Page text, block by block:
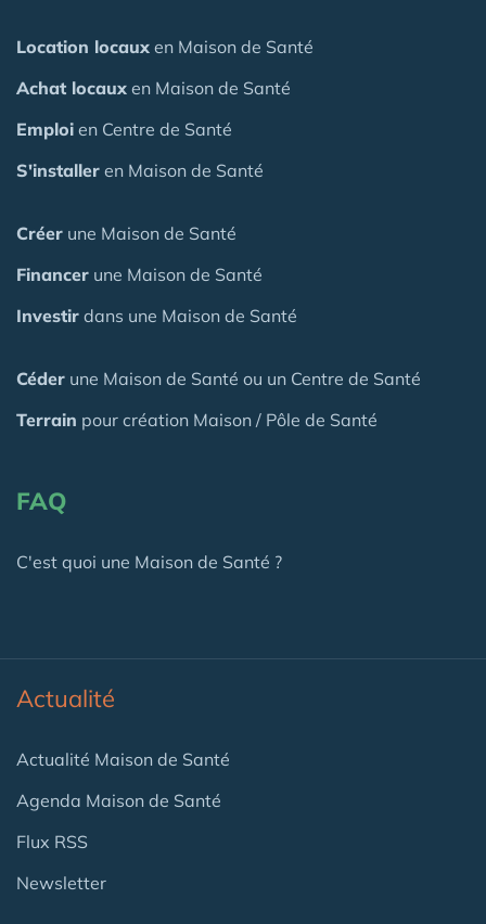
Location locaux en Maison de Santé
Achat locaux en Maison de Santé
Emploi en Centre de Santé
S'installer en Maison de Santé
Créer une Maison de Santé
Financer une Maison de Santé
Investir dans une Maison de Santé
Céder une Maison de Santé ou un Centre de Santé
Terrain pour création Maison / Pôle de Santé
FAQ
C'est quoi une Maison de Santé ?
Actualité
Actualité Maison de Santé
Agenda Maison de Santé
Flux RSS
Newsletter